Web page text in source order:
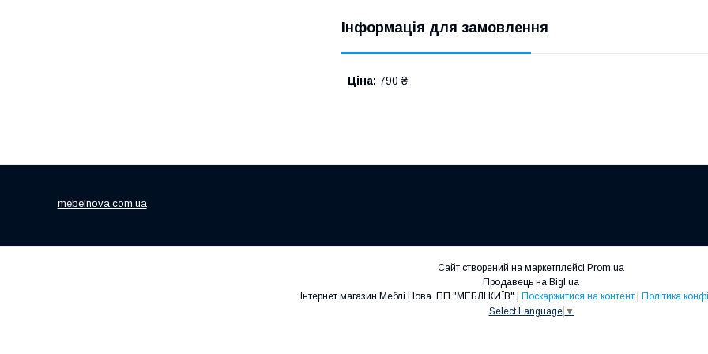
Інформація для замовлення
Ціна: 790 ₴
mebelnova.com.ua
Сайт створений на маркетплейсі Prom.ua
Продавець на Bigl.ua
Інтернет магазин Меблі Нова. ПП "МЕБЛІ КИЇВ" | Поскаржитися на контент | Політика
Select Language ▼